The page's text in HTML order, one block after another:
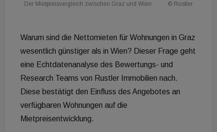
Der Mietpreisvergleich zwischen Graz und Wien © Rustler
Warum sind die Nettomieten für Wohnungen in Graz
wesentlich günstiger als in Wien? Dieser Frage geht
eine Echtdatenanalyse des Bewertungs- und
Research Teams von Rustler Immobilien nach.
Diese bestätigt den Einfluss des Angebotes an
verfügbaren Wohnungen auf die
Mietpreisentwicklung.